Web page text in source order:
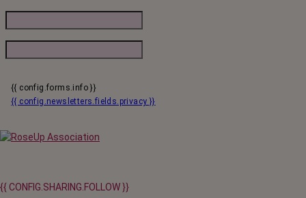
{{ config.forms.info }}
{{ config.newsletters.fields.privacy }}
{{ CONFIG.SHARING.FOLLOW }}